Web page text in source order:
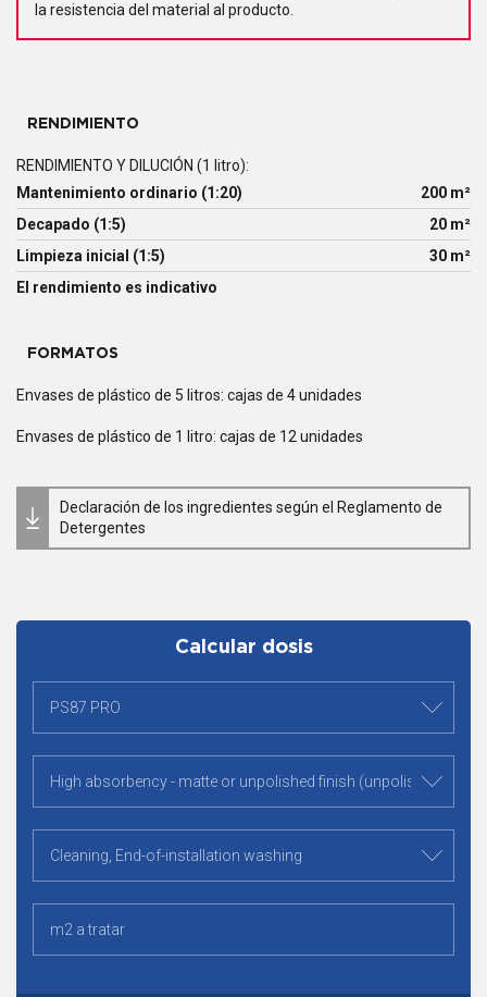
la resistencia del material al producto.
RENDIMIENTO
RENDIMIENTO Y DILUCIÓN (1 litro):
Mantenimiento ordinario (1:20)
200 m²
Decapado (1:5)
20 m²
Limpieza inicial (1:5)
30 m²
El rendimiento es indicativo
FORMATOS
Envases de plástico de 5 litros: cajas de 4 unidades
Envases de plástico de 1 litro: cajas de 12 unidades
Declaración de los ingredientes según el Reglamento de
Detergentes
Calcular dosis